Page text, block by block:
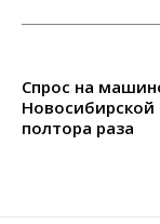
Спрос на
Новосибирской
полтора раза